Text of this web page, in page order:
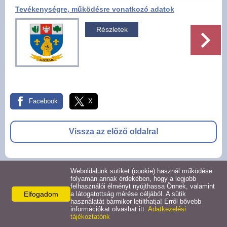
Pályázatok
Választási információk -
Felsőrajk
Alsórajk
Tevékenységre, működésre vonatkozó adatok
Részletek
Facebook X
Vissza az előző oldalra!
© 2026 -
Adatkezelési tájékoztató Oldal információk Impresszum
Elfogadom
Weboldalunk sütiket (cookie) használ működése
folyamán annak érdekében, hogy a legjobb
felhasználói élményt nyújthassa Önnek, valamint
a látogatottság mérése céljából. A sütik
használatát bármikor letilthatja! Erről bővebb
információkat olvashat itt: Adatkezelési
tájékoztatónk